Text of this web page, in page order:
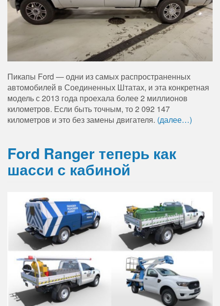
Пикапы Ford — одни из самых распространенных
автомобилей в Соединенных Штатах, и эта конкретная
модель с 2013 года проехала более 2 миллионов
километров. Если быть точным, то 2 092 147
километров и это без замены двигателя. (далее…)
Ford Ranger теперь как
шасси с кабиной